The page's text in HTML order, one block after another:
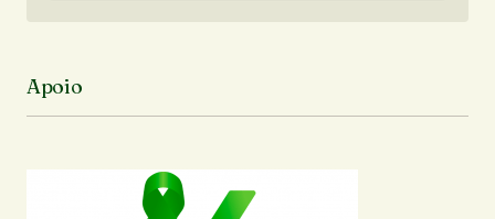
Siga no Instagram
Apoio